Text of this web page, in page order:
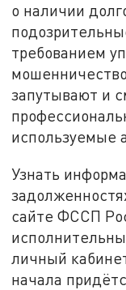
о наличии
требованием
запутывают и
используемые
Узнать
сайте ФССП
личный
начала